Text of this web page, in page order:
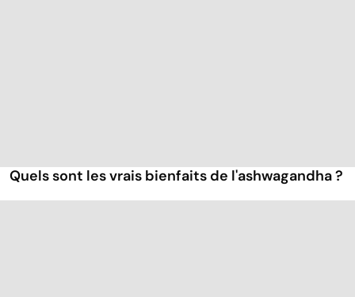
Quels sont les vrais bienfaits de l'ashwagandha ?